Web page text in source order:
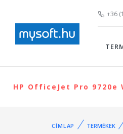
+36
HP OfficeJet Pro
CÍMLAP TERMÉKEK